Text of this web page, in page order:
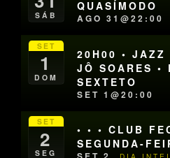
SÁB
QUASÍMODO
AGO 31@22:00
SET
1
DOM
20H00 • JAZZ
JÔ SOARES •
SEXTETO
SET 1@20:00
SET
2
SEG
• • • CLUB
SEGUNDA-